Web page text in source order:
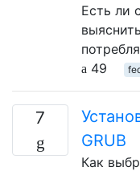
Есть ли
49
7
GRUB
Как